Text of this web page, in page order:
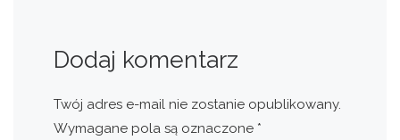
Dodaj komentarz
Twój adres e-mail nie zostanie opublikowany.
Wymagane pola są oznaczone *